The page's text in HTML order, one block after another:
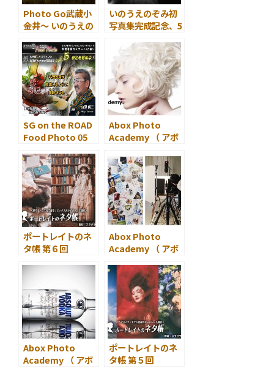
Photo Go武蔵小
金井～ いのうえの
「Mother Earth
」開催のお知らせ
いのうえのぞみ初
写真集完成記念、5
のうえのぞみ×福
島裕二 写真展
#03『I/F』
『Y/N』」11月19
日よりアトリエ Y
青山にて開催で開
催
SG on the ROAD
Food Photo 05
Abox Photo
Academy （ アボ
デミー ）が開講
ポートレイトのネ
タ帳 第６回
カラーメーター ＞
Abox Photo
Academy （ アボ
デミー ）商品撮影
講座の第3期生が開
講
Abox Photo
Academy （ アボ
ポートレイトのネ
タ帳 第５回